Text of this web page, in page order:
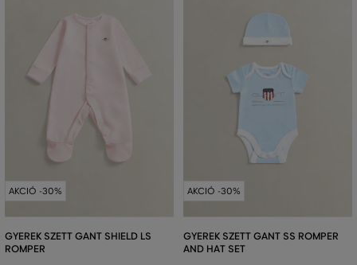
AKCIÓ -30%
GYEREK SZETT GANT SHIELD LS
ROMPER
AKCIÓ -30%
GYEREK SZETT GANT SS ROMPER
AND HAT SET